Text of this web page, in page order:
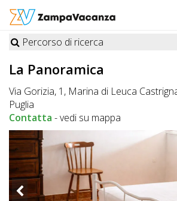
STRUTTURE
A
DOG
LUOGHI
A
DOG
Percorso di ricerca
La Panoramica
Via Gorizia, 1, Marina di Leuca
Puglia
Contatta -vedi su mappa